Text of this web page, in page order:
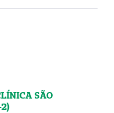
SÃO